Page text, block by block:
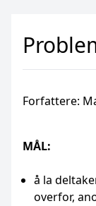
Forfattere:
MÅL:
å la
overfor,